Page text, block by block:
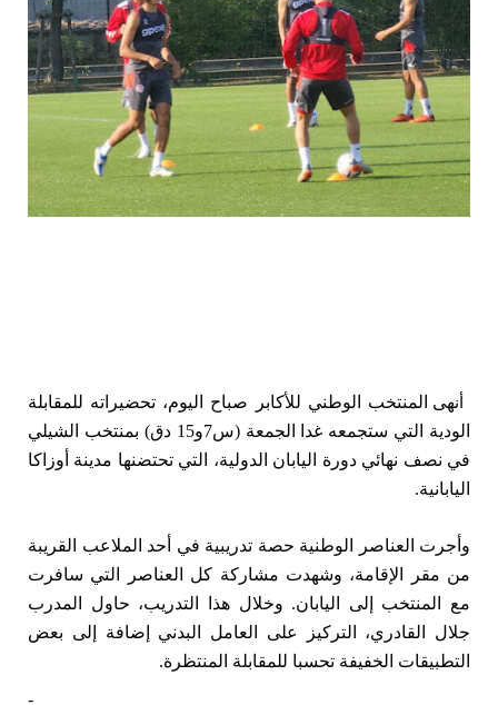
أن
اليابانية.
التطبيقات الخفيفة تحسبا للمقابلة المنتظرة.
-